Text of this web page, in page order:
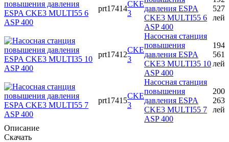
prt17414
CKE
3
давления ESPA
CKE3 MULTI55 6
ASP 400
527
лей
prt17412
CKE
3
Насосная станция
повышения
давления ESPA
CKE3 MULTI35 10
ASP 400
194
561
лей
prt17415
CKE
3
Насосная станция
повышения
давления ESPA
CKE3 MULTI55 7
ASP 400
200
263
лей
Описание
Скачать